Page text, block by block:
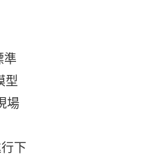
準
型
場
下